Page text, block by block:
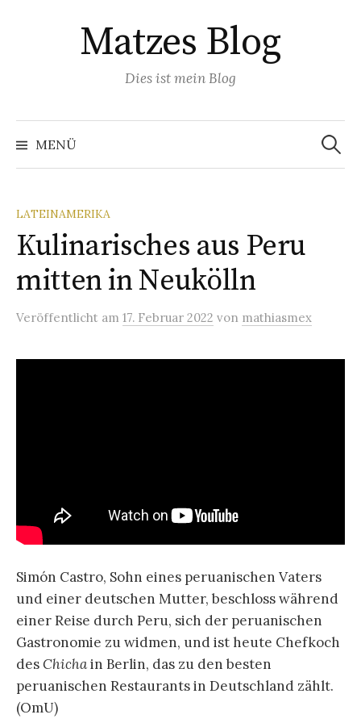
Matzes Blog
Dies ist mein Blog
MENÜ
Suchen
nach:
LATEINAMERIKA
Kulinarisches aus Peru
mitten in Neukölln
Veröffentlicht am 17. Februar 2022 von mathiasmex
Simón Castro, Sohn eines peruanischen Vaters
und einer deutschen Mutter, beschloss während
einer Reise durch Peru, sich der peruanischen
Gastronomie zu widmen, und ist heute Chefkoch
desChichain Berlin, das zu den besten
peruanischen Restaurants in Deutschland zählt.
(OmU)